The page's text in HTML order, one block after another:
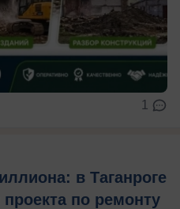
1
в Таганроге
по ремонту